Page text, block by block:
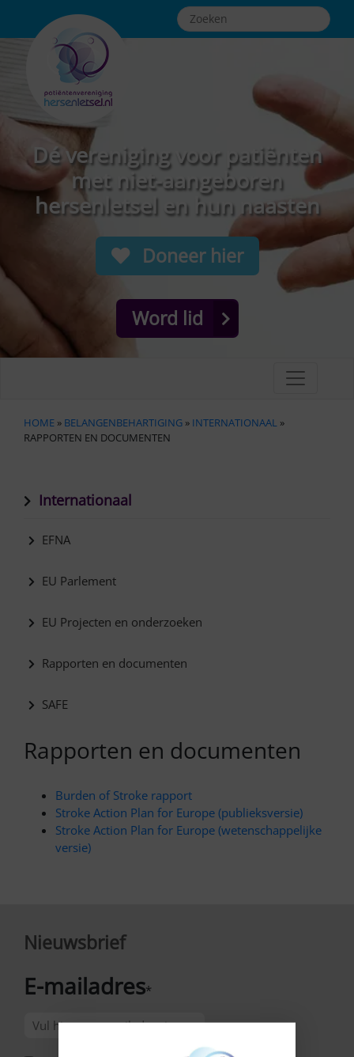
Dé vereniging voor patiënten
met niet-aangeboren
hersenletsel en hun naasten
Doneer hier
Word lid
HOME » BELANGENBEHARTIGING » INTERNATIONAAL »
RAPPORTEN EN DOCUMENTEN
Internationaal
EFNA
EU Parlement
EU Projecten en onderzoeken
Rapporten en documenten
SAFE
Rapporten en documenten
Burden of Stroke rapport
Stroke Action Plan for Europe (publieksversie)
Stroke Action Plan for Europe (wetenschappelijke
versie)
Nieuwsbrief
E-mailadres*